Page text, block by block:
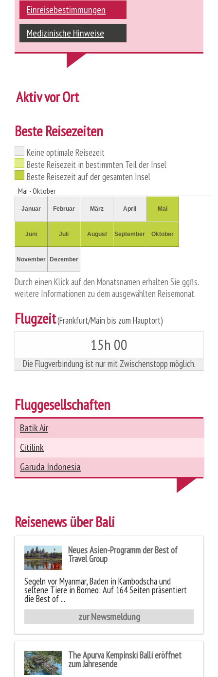
Einreisebestimmungen
Medizinische Hinweise
Aktiv vor Ort
Beste Reisezeiten
Keine optimale Reisezeit
Beste Reisezeit in bestimmten Teil der Insel
Beste Reisezeit auf der gesamten Insel
Mai - Oktober
Januar Februar März April Mai
Juni Juli August September Oktober
November Dezember
Durch einen Klick auf den Monatsnamen erhalten Sie ggfls.
weitere Informationen zu dem ausgewählten Reisemonat.
Flugzeit(Frankfurt/Main bis zum Hauptort)
15h 00
Die Flugverbindung ist nur mit Zwischenstopp möglich.
Fluggesellschaften
Batik Air
Citilink
Garuda Indonesia
Reisenews über Bali
Neues Asien-Programm der Best of
Travel Group
Segeln vor Myanmar, Baden in Kambodscha und
seltene Tiere in Borneo: Auf 164 Seiten präsentiert
die Best of ...
zur Newsmeldung
The Apurva Kempinski Balli eröffnet
zum Jahresende